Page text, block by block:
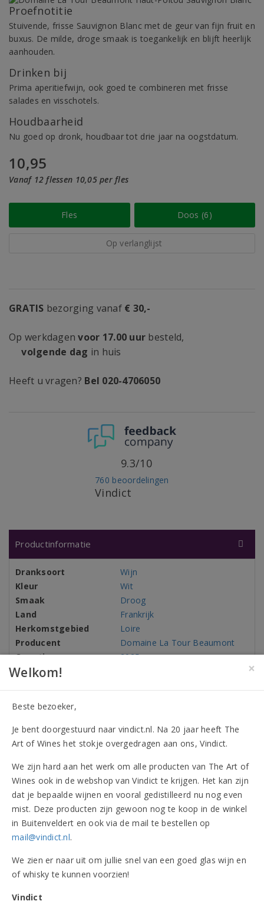
Proefnotitie
Stuivende, frisse Sauvignon Blanc met de geur van fijn fruit en
buxus. De milde, droge smaak is toegankelijk en blijft heerlijk
aanhouden.
Drinken bij
Prima aperitiefwijn, ook goed te combineren met frisse
salades en visschotels.
Houdbaarheid
Nu goed op dronk, houdbaar tot drie jaar na oogstdatum.
10,95
Vanaf 12 flessen 10,05 per fles
Fles Doos (6)
Op verlanglijst
GRATIS bezorging vanaf € 30,-
Op werkdagenvoor 17.00 uur besteld,
volgende dag in huis
Heeft u vragen? Bel 020-4706050
Vindict
760 beoordelingen
9.3/10
Productinformatie
Dranksoort
Wijn
Kleur
Wit
Smaak
Droog
Land
Frankrijk
Herkomstgebied
Loire
Producent
Domaine La Tour Beaumont
Oogstjaar
2025
Omverpakking
Allergenen
Onderscheidingen (2)
Beoordelingen
(1 beoordeling)
×
Welkom!
Beste bezoeker,
Je bent doorgestuurd naar vindict.nl. Na 20 jaar heeft The
Art of Wines het stokje overgedragen aan ons, Vindict.
We zijn hard aan het werk om alle producten van The Art of
Wines ook in de webshop van Vindict te krijgen. Het kan zijn
dat je bepaalde wijnen en vooral gedistilleerd nu nog even
mist. Deze producten zijn gewoon nog te koop in de winkel
in Buitenveldert en ook via de mail te bestellen op
mail@vindict.nl.
We zien er naar uit om jullie snel van een goed glas wijn en
of whisky te kunnen voorzien!
Vindict